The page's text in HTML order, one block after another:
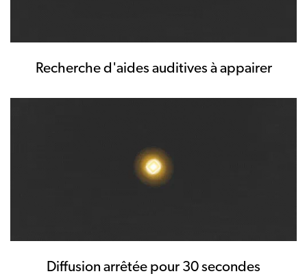
Recherche d'aides auditives à appairer
Diffusion arrêtée pour 30 secondes